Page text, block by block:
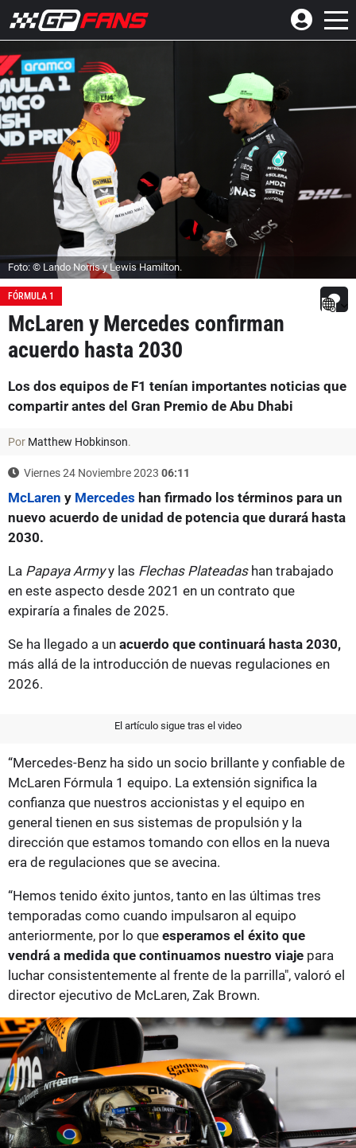
Foto: © Lando Norris y Lewis Hamilton.
FÓRMULA 1
McLaren y Mercedes confirman
acuerdo hasta 2030
Los dos equipos de F1 tenían importantes noticias que
compartir antes del Gran Premio de Abu Dhabi
Por Matthew Hobkinson.
Viernes 24 Noviembre 2023 06:11
McLaren y Mercedes han firmado los términos para un
nuevo acuerdo de unidad de potencia que durará hasta
2030.
La Papaya Armyy las Flechas Plateadashan trabajado
en este aspecto desde 2021 en un contrato que
expiraría a finales de 2025.
Se ha llegado a un acuerdo que continuará hasta 2030,
más allá de la introducción de nuevas regulaciones en
2026.
El artículo sigue tras el video
“Mercedes-Benz ha sido un socio brillante y confiable de
McLaren Fórmula 1 equipo. La extensión significa la
confianza que nuestros accionistas y el equipo en
general tienen en sus sistemas de propulsión y la
dirección que estamos tomando con ellos en la nueva
era de regulaciones que se avecina.
“Hemos tenido éxito juntos, tanto en las últimas tres
temporadas como cuando impulsaron al equipo
anteriormente, por lo que esperamos el éxito que
vendrá a medida que continuamos nuestro viaje para
luchar consistentemente al frente de la parrilla", valoró el
director ejecutivo de McLaren, Zak Brown.